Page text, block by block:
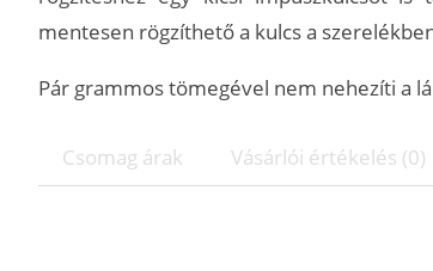
mentesen rögzíthető a kulcs a
Pár grammos tömegével nem nehezíti a
Csomag árak Vásárlói értékelés (0)